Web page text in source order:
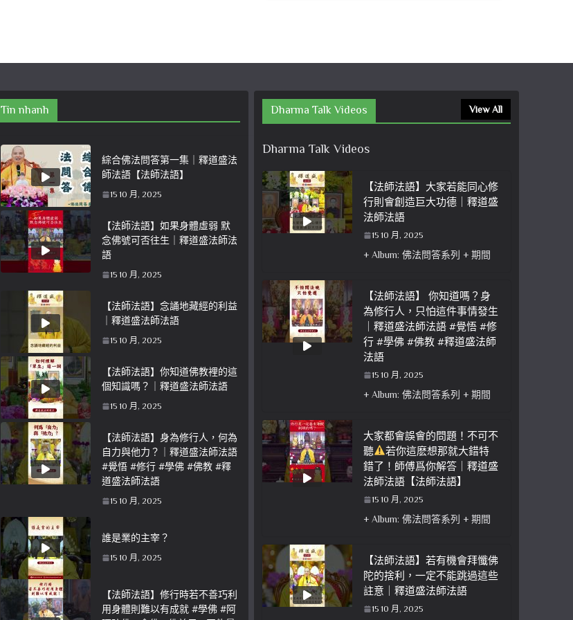
Tin nhanh
綜合佛法問答第一集｜釋道盛法
師法語【法師法語】
15 10 月, 2025
【法師法語】如果身體虛弱 默
念佛號可否往生｜釋道盛法師法
語
15 10 月, 2025
【法師法語】念誦地藏經的利益
｜釋道盛法師法語
15 10 月, 2025
【法師法語】你知道佛教裡的這
個知識嗎？｜釋道盛法師法語
15 10 月, 2025
【法師法語】身為修行人，何為
自力與他力？｜釋道盛法師法語
#覺悟 #修行 #學佛 #佛教 #釋
道盛法師法語
15 10 月, 2025
誰是業的主宰？
15 10 月, 2025
【法師法語】修行時若不善巧利
用身體則難以有成就 #學佛 #阿
Dharma Talk Videos View All
Dharma Talk Videos
【法師法語】大家若能同心修
行則會創造巨大功德｜釋道盛
法師法語
15 10 月, 2025
+ Album: 佛法問答系列 + 期間
【法師法語】 你知道嗎？身
為修行人，只怕這件事情發生
｜釋道盛法師法語 #覺悟 #修
行 #學佛 #佛教 #釋道盛法師
法語
15 10 月, 2025
+ Album: 佛法問答系列 + 期間
大家都會誤會的問題！不可不
聽
若你這麽想那就大錯特
錯了！師傅爲你解答｜釋道盛
法師法語【法師法語】
15 10 月, 2025
+ Album: 佛法問答系列 + 期間
【法師法語】若有機會拜懺佛
陀的捨利，一定不能跳過這些
註意｜釋道盛法師法語
15 10 月, 2025